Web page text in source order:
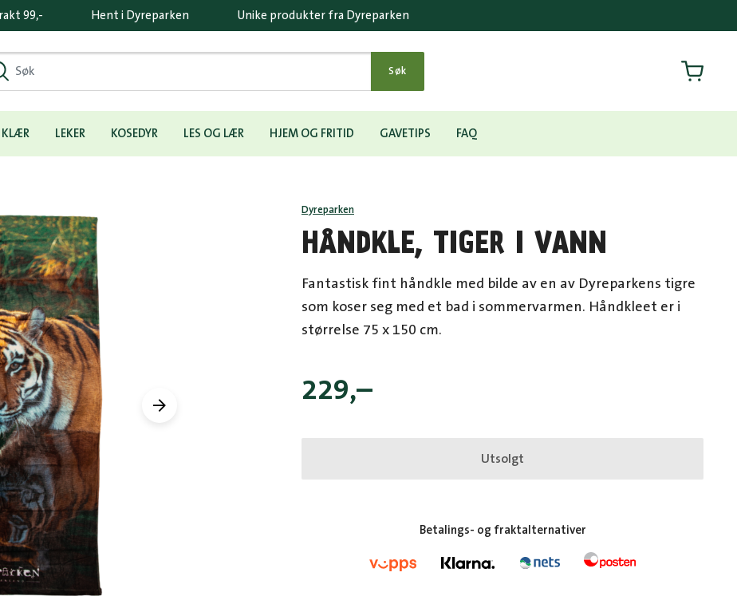
99,- Hent i Dyreparken Unike produkter fra Dyreparken
Søk
KLÆR LEKER KOSEDYR LES OG LÆR HJEM OG FRITID GAVETIPS FAQ
Dyreparken
HÅNDKLE, TIGER I VANN
Fantastisk fint håndkle med bilde av en av Dyreparkens tigre
som koser seg med et bad i sommervarmen. Håndkleet er i
størrelse 75 x 150 cm.
229,–
Utsolgt
Betalings- og fraktalternativer